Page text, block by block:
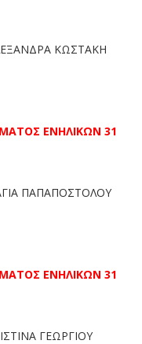
ΚΩΣΤΑΚΗ
ΕΝΗΛΙΚΩΝ 31
ΠΑΠΑΠΟΣΤΟΛΟΥ
ΕΝΗΛΙΚΩΝ 31
ΓΕΩΡΓΙΟΥ